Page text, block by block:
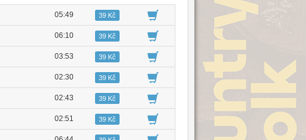
05:49 39 Kč
06:10 39 Kč
03:53 39 Kč
02:30 39 Kč
02:43 39 Kč
02:51 39 Kč